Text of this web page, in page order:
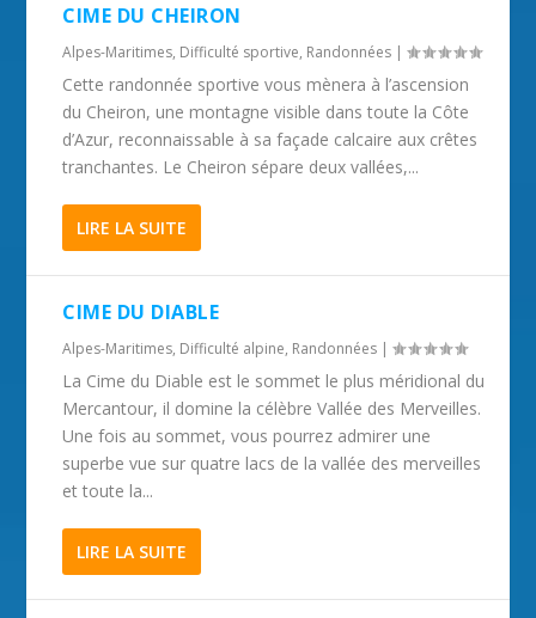
CIME DU CHEIRON
Alpes-Maritimes, Difficulté sportive, Randonnées |
Cette randonnée sportive vous mènera à l’ascension
du Cheiron, une montagne visible dans toute la Côte
d’Azur, reconnaissable à sa façade calcaire aux crêtes
tranchantes. Le Cheiron sépare deux vallées,...
LIRE LA SUITE
CIME DU DIABLE
Alpes-Maritimes, Difficulté alpine, Randonnées |
La Cime du Diable est le sommet le plus méridional du
Mercantour, il domine la célèbre Vallée des Merveilles.
Une fois au sommet, vous pourrez admirer une
superbe vue sur quatre lacs de la vallée des merveilles
et toute la...
LIRE LA SUITE